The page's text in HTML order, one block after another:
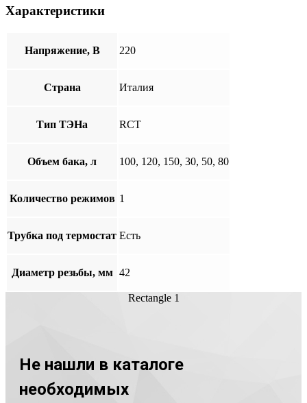
Характеристики
Напряжение, В 220
Страна Италия
Тип ТЭНа RCT
Объем бака, л 100, 120, 150, 30, 50, 80
Количество режимов 1
Трубка под термостат Есть
Диаметр резьбы, мм 42
Rectangle 1
Не нашли в каталоге
необходимых